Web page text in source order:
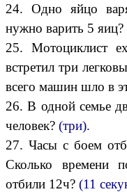
24. Одно яйцо
нужно варить 5 яиц?
25. Мотоциклист
встретил три
всего машин шло в
26. В одной семье
человек? (три).
27. Часы с боем
Сколько времени
отбили 12ч? (11